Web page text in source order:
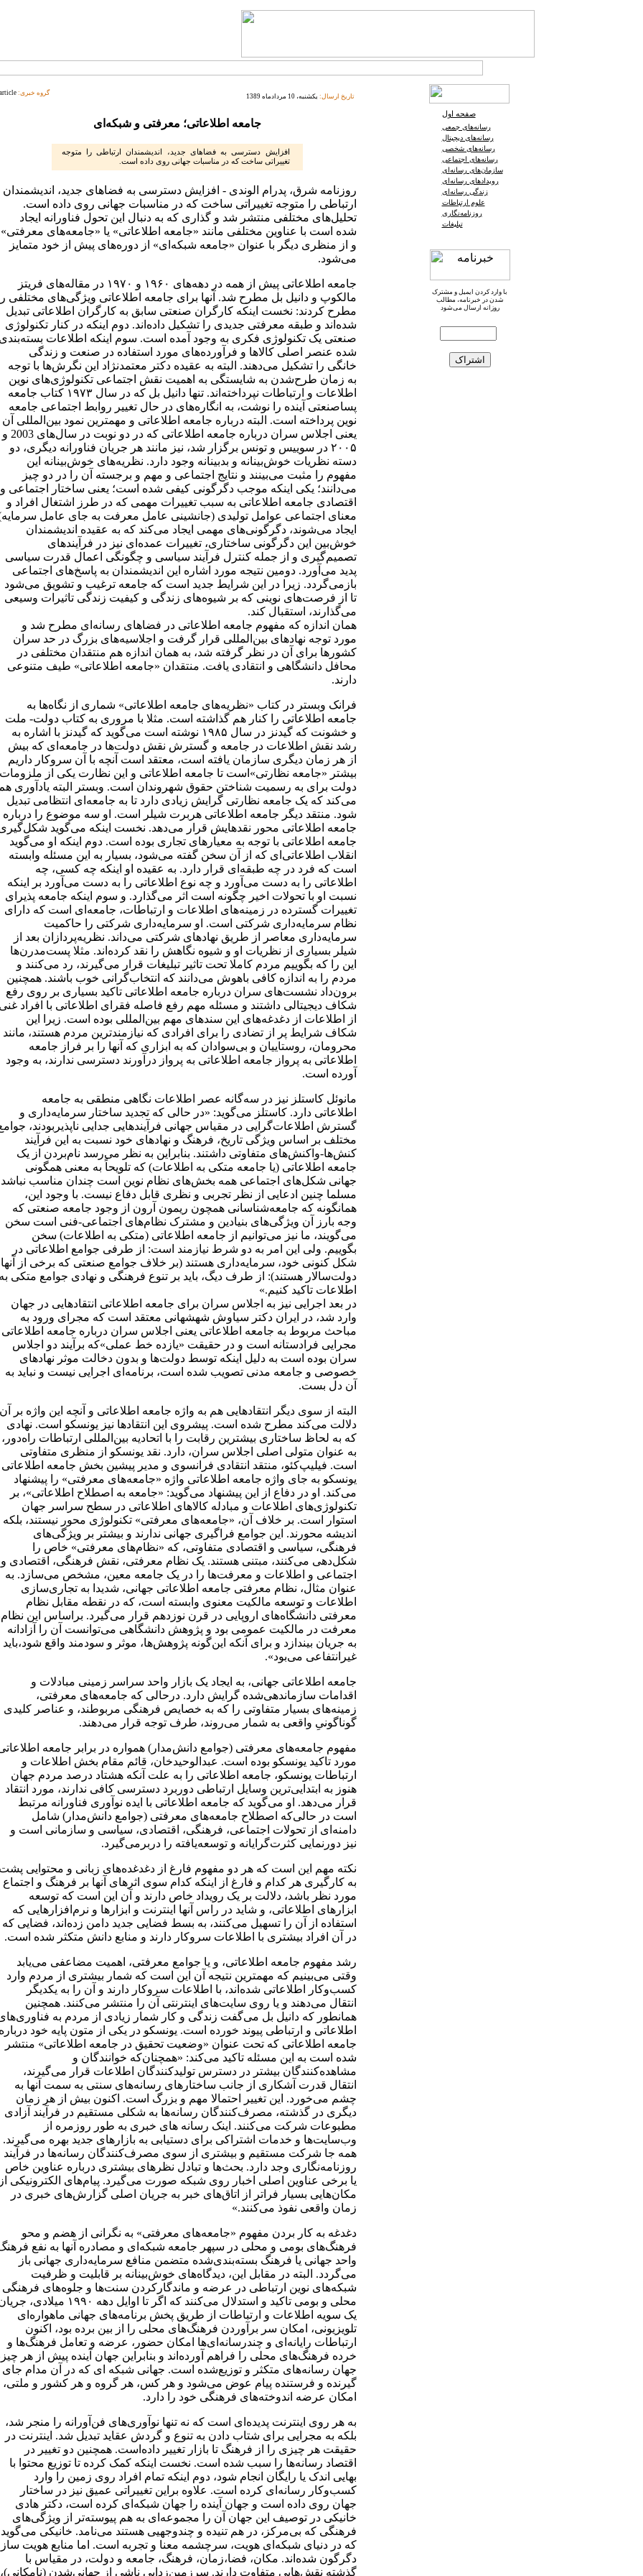
گروه خبری: تاریخ ارسال: یکشنبه، 10 مردادماه 1389
جامعه اطلاعاتی؛ معرفتی و شبکه‌ای
افزایش دسترسی به فضاهای جدید،‌ اندیشمندان ارتباطی را متوجه
تغییراتی ساخت که در مناسبات جهانی روی داده است.
روزنامه شرق، پدرام الوندی - افزایش دسترسی به فضاهای جدید،‌ اندیشمندان
ارتباطی را متوجه تغییراتی ساخت که در مناسبات جهانی روی داده است.
تحلیل‌های مختلفی منتشر شد و گذاری که به دنبال این تحول فناورانه ایجاد
شده است با عناوین مختلفی مانند «جامعه اطلاعاتی» یا «جامعه‌های معرفتی»
و از منظری دیگر با عنوان «جامعه شبکه‌ای» از دوره‌های پیش از خود متمایز
می‌شود.
جامعه اطلاعاتی پیش از همه در دهه‌های ۱۹۶۰ و ۱۹۷۰ در مقاله‌های فریتز
مالکوپ و دانیل بل مطرح شد. آنها برای جامعه اطلاعاتی ویژگی‌های مختلفی را
مطرح کردند: نخست اینکه کارگران صنعتی سابق به کارگران اطلاعاتی تبدیل
شده‌اند و طبقه‌ معرفتی جدیدی را تشکیل داده‌اند. دوم اینکه در کنار تکنولوژی
صنعتی یک تکنولوژی فکری به وجود آمده است. سوم اینکه اطلاعات بسته‌بندی
شده عنصر اصلی کالاها و فرآورده‌های مورد استفاده در صنعت و زندگی
خانگی را تشکیل می‌دهند. البته به عقیده دکتر معتمدنژاد این نگرش‌ها با توجه
به زمان طرح‌شدن به شایستگی به اهمیت نقش اجتماعی تکنولوژی‌های نوین
اطلاعات و ارتباطات نپرداخته‌اند. تنها دانیل بل که در سال ۱۹۷۳ کتاب جامعه
پساصنعتی آینده را نوشت، به انگاره‌های در حال تغییر روابط اجتماعی جامعه
نوین پرداخته است. البته درباره جامعه اطلاعاتی و مهمترین نمود بین‌المللی آن
یعنی اجلاس سران درباره جامعه اطلاعاتی که در دو نوبت در سال‌های 2003 و
۲۰۰۵ در سوییس و تونس برگزار شد، نیز مانند هر جریان فناورانه دیگری، دو
دسته نظریات خوش‌بینانه و بدبینانه وجود دارد. نظریه‌های خوش‌بینانه این
مفهوم را مثبت می‌بینند و نتایج اجتماعی و مهم و برجسته آن را در دو چیز
می‌دانند؛‌ یکی اینکه موجب دگرگونی کیفی شده است؛ یعنی ساختار اجتماعی و
اقتصادی جامعه اطلاعاتی به سبب تغییرات مهمی که در طرز اشتغال افراد و
معنای اجتماعی عوامل تولیدی (جانشینی عامل معرفت به جای عامل
ایجاد می‌شوند، دگرگونی‌های مهمی ایجاد می‌کند که به عقیده اندیشمندان
خوش‌‌بین این دگرگونی ساختاری، تغییرات عمده‌ای نیز در فرآیندهای
تصمیم‌گیری و از جمله کنترل فرآیند سیاسی و چگونگی اعمال قدرت سیاسی
پدید می‌آورد. دومین نتیجه مورد اشاره این اندیشمندان به پاسخ‌های اجتماعی
بازمی‌گردد. زیرا در این شرایط جدید است که جامعه ترغیب و تشویق می‌شود
تا از فرصت‌های نوینی که بر شیوه‌های زندگی و کیفیت زندگی تاثیرات وسیعی
می‌گذارند،‌ استقبال کند.
همان اندازه که مفهوم جامعه اطلاعاتی در فضاهای رسانه‌ای مطرح شد و
مورد توجه نهادهای بین‌المللی قرار گرفت و اجلاسیه‌های بزرگ در حد سران
کشورها برای آن در نظر گرفته شد، به همان اندازه هم منتقدان مختلفی در
محافل دانشگاهی و انتقادی یافت. منتقدان «جامعه اطلاعاتی» طیف متنوعی
دارند.
فرانک وبستر در کتاب «نظریه‌های جامعه اطلاعاتی» شماری از نگاه‌ها به
جامعه اطلاعاتی را کنار هم گذاشته است. مثلا با مروری به کتاب دولت- ملت
و خشونت که گیدنز در سال ۱۹۸۵ نوشته است می‌گوید که گیدنز با اشاره به
رشد نقش اطلاعات در جامعه و گسترش نقش دولت‌ها در جامعه‌ای که بیش
از هر زمان دیگری سازمان یافته است، معتقد است آنچه با آن سروکار داریم
بیشتر «جامعه نظارتی»‌است تا جامعه اطلاعاتی و این نظارت یکی از ملزومات
دولت برای به رسمیت شناختن حقوق شهروندان است. وبستر البته یادآوری هم
می‌کند که یک جامعه نظارتی گرایش زیادی دارد تا به جامعه‌ای انتظامی تبدیل
شود. منتقد دیگر جامعه اطلاعاتی هربرت شیلر است. او سه موضوع را درباره
جامعه اطلاعاتی محور نقدهایش قرار می‌دهد. نخست اینکه می‌گوید
جامعه اطلاعاتی با توجه به معیارهای تجاری بوده است. دوم اینکه او می‌گوید
انقلاب اطلاعاتی‌ای که از آن سخن گفته می‌شود، بسیار به این مسئله وابسته
است که فرد در چه طبقه‌ای قرار دارد. به عقیده او اینکه چه کسی،‌ چه
اطلاعاتی را به دست می‌آورد و چه نوع اطلاعاتی را به دست می‌آورد بر اینکه
نسبت او با تحولات اخیر چگونه است اثر می‌گذارد. و سوم اینکه جامعه پذیرای
تغییرات گسترده در زمینه‌های اطلاعات و ارتباطات، جامعه‌ای است که دارای
نظام سرمایه‌داری شرکتی است. او سرمایه‌داری شرکتی را حاکمیت
سرمایه‌داری معاصر از طریق نهادهای شرکتی می‌داند. نظریه‌پردازان بعد از
شیلر بسیاری از نظریات او و شیوه نگاهش را نقد کرده‌اند. مثلا پست‌مدرن‌ها
این را که بگوییم مردم کاملا تحت تاثیر تبلیغات قرار می‌گیرند، رد می‌کنند و
مردم را به اندازه کافی باهوش می‌دانند که انتخاب‌گرانی خوب باشند. همچنین
برون‌داد نشست‌های سران درباره جامعه اطلاعاتی تاکید بسیاری بر روی رفع
شکاف دیجیتالی داشتند و مسئله مهم رفع فاصله فقرای اطلاعاتی با افراد غنی
از اطلاعات از دغدغه‌های این سندهای مهم بین‌المللی بوده است. زیرا این
شکاف شرایط پر از تضادی را برای افرادی که نیازمندترین مردم هستند، مانند
محرومان،‌ روستاییان و بی‌سوادان که به ابزاری که آنها را بر فراز جامعه
اطلاعاتی به پرواز جامعه اطلاعاتی به پرواز درآورند دسترسی ندارند، به وجود
آورده است.
مانوئل کاستلز نیز در سه‌گانه عصر اطلاعات نگاهی منطقی به جامعه
اطلاعاتی دارد. کاستلز می‌گوید: «در حالی که تجدید ساختار سرمایه‌داری و
گسترش اطلاعات‌گرایی در مقیاس جهانی فرآیندهایی جدایی ناپذیربودند،
مختلف بر اساس ویژگی تاریخ، فرهنگ و نهادهای خود نسبت به این فرآیند
کنش‌ها-واکنش‌های متفاوتی داشتند. بنابراین به نظر می‌رسد نام‌بردن از یک
جامعه اطلاعاتی (یا جامعه متکی به اطلاعات) که تلویحاً به معنی همگونی
جهانی شکل‌های اجتماعی همه بخش‌های نظام نوین است چندان مناسب
مسلما چنین ادعایی از نظر تجربی و نظری قابل دفاع نیست. با وجود این،
همانگونه که جامعه‌شناسانی همچون ریمون آرون از وجود جامعه صنعتی که
وجه بارز آن ویژگی‌های بنیادین و مشترک نظام‌های اجتماعی-فنی است سخن
می‌گویند، ما نیز می‌توانیم از جامعه اطلاعاتی (متکی به اطلاعات) سخن
بگوییم. ولی این امر به دو شرط نیازمند است: از طرفی جوامع اطلاعاتی در
شکل کنونی خود،‌ سرمایه‌داری هستند (بر خلاف جوامع صنعتی که برخی از آنها
دولت‌سالار هستند): از طرف دیگ، باید بر تنوع فرهنگی و نهادی جوامع متکی به
اطلاعات تاکید کنیم.»
در بعد اجرایی نیز به اجلاس سران برای جامعه اطلاعاتی انتقادهایی در جهان
وارد شد، در ایران دکتر سیاوش شهشهانی معتقد است که مجرای ورود به
مباحث مربوط به جامعه اطلاعاتی یعنی اجلاس سران درباره جامعه اطلاعاتی
مجرایی فرادستانه است و در حقیقت «یازده خط عملی»‌که برآیند دو اجلاس
سران بوده است به دلیل اینکه توسط دولت‌ها و بدون دخالت موثر نهادهای
خصوصی و جامعه مدنی تصویب شده است، برنامه‌ای اجرایی نیست و نباید به
آن دل بست.
البته از سوی دیگر انتقادهایی هم به واژه جامعه اطلاعاتی و آنچه این واژه بر آن
دلالت می‌کند مطرح شده است. پیشروی این انتقادها نیز یونسکو است. نهادی
که به لحاظ ساختاری بیشترین رقابت را با اتحادیه بین‌المللی ارتباطات راه‌دور،
به عنوان متولی اصلی اجلاس سران، دارد. نقد یونسکو از منظری متفاوتی
است. فیلیپ‌کئو، منتقد انتقادی فرانسوی و مدیر پیشین بخش جامعه اطلاعاتی
یونسکو به جای واژه جامعه اطلاعاتی واژه «جامعه‌های معرفتی» را پیشنهاد
می‌کند. او در دفاع از این پیشنهاد می‌گوید: «جامعه به اصطلاح اطلاعاتی»، بر
تکنولوژی‌های اطلاعات و مبادله کالاهای اطلاعاتی در سطح سراسر جهان
استوار است. بر خلاف آن، «جامعه‌های معرفتی» تکنولوژی محور نیستند، بلکه
اندیشه محورند. این جوامع فراگیری جهانی ندارند و بیشتر بر ویژگی‌های
فرهنگی، سیاسی و اقتصادی متفاوتی، که «نظام‌های معرفتی» خاص را
شکل‌دهی می‌کنند،‌ مبتنی هستند. یک نظام معرفتی، نقش فرهنگی، اقتصادی و
اجتماعی و اطلاعات و معرفت‌ها را در یک جامعه معین، مشخص می‌سازد. به
عنوان مثال، نظام معرفتی جامعه اطلاعاتی جهانی، شدیدا به تجاری‌سازی
اطلاعات و توسعه مالکیت‌ معنوی وابسته است، که در نقطه مقابل نظام
معرفتی دانشگاه‌های اروپایی در قرن نوزدهم قرار می‌گیرد. براساس این
معرفت در مالکیت عمومی بود و پژوهش دانشگاهی می‌توانست آن را آزادانه
به جریان بیندازد و برای آنکه این‌گونه پژوهش‌ها، موثر و سودمند واقع شود،‌باید
غیرانتفاعی می‌بود».
جامعه اطلاعاتی جهانی، به ایجاد یک بازار واحد سراسر زمینی مبادلات و
اقدامات سازماندهی‌شده گرایش دارد. درحالی که جامعه‌های معرفتی،‌
زمینه‌های بسیار متفاوتی را که به خصایص فرهنگی مربوطند، و عناصر کلیدی
گوناگونیِ واقعی به شمار می‌روند، طرف توجه قرار می‌دهند.
مفهوم جامعه‌های معرفتی (جوامع دانش‌مدار) همواره در برابر جامعه
مورد تاکید یونسکو بوده است. عبدالوحیدخان، قائم‌ مقام بخش اطلاعات و
ارتباطات یونسکو، جامعه اطلاعاتی را به علت آنکه هشتاد درصد مردم جهان
هنوز به ابتدایی‌ترین وسایل ارتباطی دوربرد دسترسی کافی ندارند،‌ مورد انتقاد
قرار می‌دهد. او می‌گوید که جامعه اطلاعاتی با ایده نوآوری فناورانه مرتبط
است در حالی‌که اصطلاح جامعه‌های معرفتی (جوامع دانش‌مدار) شامل
دامنه‌ای از تحولات اجتماعی، فرهنگی، اقتصادی، سیاسی و سازمانی است و
نیز دورنمایی کثرت‌گرایانه و توسعه‌یافته را دربرمی‌گیرد.
نکته‌ مهم این است که هر دو مفهوم فارغ از دغدغده‌های زبانی و محتوایی پشت
به کارگیری هر کدام و فارغ از اینکه کدام سوی اثرهای آنها بر فرهنگ و اجتماع
مورد نظر باشد، دلالت بر یک رویداد خاص دارند و آن این است که توسعه
ابزارهای اطلاعاتی، و شاید در راس آنها اینترنت و ابزارها و نرم‌افزارهایی که
استفاده از آن را تسهیل می‌کنند، به بسط فضایی جدید دامن زده‌اند، فضایی که
در آن افراد بیشتری با اطلاعات سروکار دارند و منابع دانش متکثر شده است.
رشد مفهوم جامعه اطلاعاتی، و یا جوامع معرفتی، اهمیت مضاعفی می‌یابد
وقتی می‌بینیم که مهمترین نتیجه آن این است که شمار بیشتری از مردم وارد
کسب‌وکار اطلاعاتی شده‌اند، با اطلاعات سروکار دارند و آن را به یکدیگر
انتقال می‌دهند و یا روی سایت‌های اینترنتی آن را منتشر می‌کنند. همچنین
همانطور که دانیل بل می‌گفت زندگی و کار شمار زیادی از مردم به
اطلاعاتی و ارتباطی پیوند خورده است. یونسکو در یکی از متون پایه خود درباره
جامعه اطلاعاتی که تحت عنوان «وضعیت تحقیق در جامعه اطلاعاتی» منتشر
شده است به این مسئله تاکید می‌کند: «همچنان‌که خوانندگان و
مشاهده‌کنندگان بیشتر در دسترس تولیدکنندگان اطلاعات قرار می‌گیرند،
انتقال قدرت آشکاری از جانب ساختارهای رسانه‌های سنتی به سمت آنها به
چشم می‌خورد. این تغییر احتمالا مهم و بزرگ است. اکنون بیش از هر زمان
دیگری در گذشته، مصرف‌کنندگان رسانه‌ها به شکلی مستقیم در فرآیند آزادی
مطبوعات شرکت می‌کنند. اینک رسانه های خبری به طور روزمره از
وب‌سایت‌ها و خدمات اشتراکی برای دستیابی به بازارهای جدید بهره می‌گیرند.
همه جا شرکت مستقیم و بیشتری از سوی مصرف‌کنندگان رسانه‌ها در فرآیند
روزنامه‌نگاری وجد دارد. بحث‌ها و تبادل نظرهای بیشتری درباره عناوین خاص
یا برخی عناوین اصلی اخبار روی شبکه صورت می‌گیرد. پیام‌های الکترونیکی از
مکان‌هایی بسیار فراتر از اتاق‌های خبر به جریان اصلی گزارش‌های خبری در
زمان واقعی نفوذ می‌کنند.»
دغدغه به کار بردن مفهوم «جامعه‌های معرفتی»‌ به نگرانی از هضم و محو
فرهنگ‌های بومی و محلی در سپهر جامعه شبکه‌ای و مصادره آنها به نفع
واحد جهانی یا فرهنگ بسته‌بندی‌شده متضمن منافع سرمایه‌داری جهانی باز
می‌گردد. البته در مقابل این، دیدگاه‌های خوش‌بینانه بر قابلیت و ظرفیت
شبکه‌های نوین ارتباطی در عرضه و ماندگارکردن سنت‌ها و جلوه‌های فرهنگی
محلی و بومی تاکید و استدلال می‌کنند که اگر تا اوایل دهه ۱۹۹۰ میلادی،
یک سویه اطلاعات و ارتباطات از طریق پخش برنامه‌های جهانی ماهواره‌ای
تلویزیونی، امکان سر برآوردن فرهنگ‌های محلی را از بین برده بود،‌ اکنون
ارتباطات رایانه‌ای و چندرسانه‌ای‌ها امکان حضور، عرضه و تعامل فرهنگ‌ها و
خرده فرهنگ‌های محلی را فراهم آورده‌اند و بنابراین جهان آینده پیش از هر
جهان رسانه‌های متکثر و توزیع‌شده است. جهانی شبکه ای که در آن مدام جای
گیرنده و فرستنده پیام عوض می‌شود و هر کس، هر گروه و هر کشور و ملتی،
‌امکان عرضه اندوخته‌های فرهنگی خود را دارد.
به هر روی اینترنت پدیده‌ای است که نه تنها نوآوری‌های فن‌آورانه را منجر شد،
بلکه به مجرایی برای شتاب دادن به تنوع و گردش عقاید تبدیل شد. اینترنت در
حقیقت هر چیزی را از فرهنگ تا بازار تغییر داده‌است. همچنین دو تغییر در
اقتصاد رسانه‌ها را سبب شده است. نخست اینکه کمک کرده تا توزیع محتوا با
بهایی اندک یا رایگان انجام شود، دوم اینکه تمام افراد روی زمین را وارد
کسب‌وکار رسانه‌ای کرده است. علاوه براین تغییراتی عمیق نیز در ساختار
جهان روی داده است و جهان آینده را جهان شبکه‌ای کرده است، دکتر هادی
خانیکی در توصیف این جهان آن را ‌مجموعه‌ای به هم پیوسته‌تر از ویژگی‌های
فرهنگی که بی‌مرکز، در هم تنیده و چندوجهیی هستند می‌نامد. خانیکی می‌گوید
که در دنیای شبکه‌ای هویت،‌ سرچشمه معنا و تجربه است. اما منابع هویت ساز
دگرگون شده‌اند. مکان، فضا،‌زمان، فرهنگ، جامعه و دولت، در مقیاس با
گذشته نقش‌هایی متفاوت دارند. سرزمین‌زدایی ناشی از جهانی‌شدن (نامکانی)،
صفحه اول
رسانه‌های جمعی
رسانه‌های دیجیتال
رسانه‌های شخصی
رسانه‌های اجتماعی
سازمان‌های رسانه‌ای
رویدادهای رسانه‌ای
زندگی رسانه‌ای
علوم ارتباطات
روزنامه‌نگاری
تبلیغات
با وارد کردن ایمیل و مشترک
شدن در خبرنامه، مطالب
روزانه ارسال می‌شود